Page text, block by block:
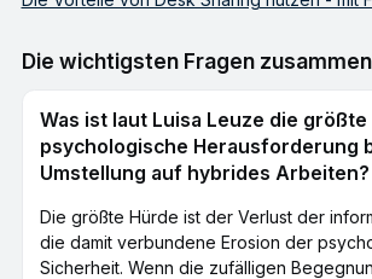
Die wichtigsten Fragen
Was ist laut Luisa Leuze die größte
psychologische Herausforderung
Umstellung auf hybrides Arbeiten?
Die größte Hürde ist der Verlust der
die damit verbundene Erosion der
Sicherheit. Wenn die zufälligen